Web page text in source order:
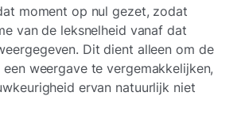
moment op nul gezet, zodat
van de leksnelheid vanaf dat
Dit dient alleen om de
weergave te vergemakkelijken,
ervan natuurlijk niet